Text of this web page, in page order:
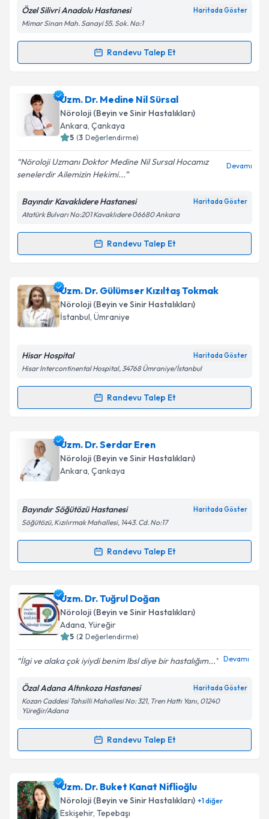
Kişisel verilerimin işlenmesine ilişkin
Metni'ni okudum ve kişisel verilerimin belirtilen
Takvim Talebini Gönder
Özel Silivri Anadolu Hastanesi Haritada Göster
Mimar Sinan Mah. Sanayi 55. Sok. No:1
Randevu Talep Et
Randevu Takvimi Talebi
Uzm. Dr. Şirin Erkaya İneliçin randevu takvimi talebi
oluşturun. Size bu uzmandan randevu almanız için bir
takvim hazırlandığında e-posta ile bilgilendireceğiz.
Kişisel verilerimin işlenmesine ilişkin
Aydınlatma
Metni'ni okudum ve kişisel verilerimin belirtilen
kapsamda işlenmesini kabul ediyorum.
Uzm. Dr. Medine Nil Sürsal
Nöroloji (Beyin ve Sinir Hastalıkları)
Ankara, Çankaya
5 (3 Değerlendirme)
Nöroloji Uzmanı Doktor Medine Nil Sursal Hocamız
senelerdir Ailemizin Hekimi...
Devamı
Bayındır Kavaklıdere Hastanesi Haritada Göster
Atatürk Bulvarı No:201 Kavaklıdere 06680 Ankara
Randevu Talep Et
Randevu Takvimi Talebi
Uzm. Dr. Medine Nil Sürsaliçin randevu takvimi
talebi oluşturun. Size bu uzmandan randevu almanız
için bir takvim hazırlandığında e-posta ile
bilgilendireceğiz.
Kişisel verilerimin işlenmesine ilişkinAydınlatma
kapsamda işlenmesini kabul ediyorum.
Takvim Talebini Gönder
Uzm. Dr. Gülümser Kızıltaş Tokmak
Nöroloji (Beyin ve Sinir Hastalıkları)
İstanbul, Ümraniye
Hisar Hospital Haritada Göster
Hisar Intercontinental Hospital, 34768 Ümraniye/İstanbul
Randevu Talep Et
Randevu Takvimi Talebi
Uzm. Dr. Gülümser Kızıltaş Tokmak
takvimi talebi oluşturun. Size bu uzmandan randevu
almanız için bir takvim hazırlandığında e-posta ile
bilgilendireceğiz.
Kişisel verilerimin işlenmesine ilişkinAydınlatma
kapsamda işlenmesini kabul ediyorum.
Takvim Talebini Gönder
Uzm. Dr. Serdar Eren
Nöroloji (Beyin ve Sinir Hastalıkları)
Ankara, Çankaya
Bayındır Söğütözü Hastanesi Haritada Göster
Söğütözü, Kızılırmak Mahallesi, 1443. Cd. No:17
Randevu Talep Et
Randevu Takvimi Talebi
Uzm. Dr. Serdar Ereniçin randevu takvimi talebi
oluşturun. Size bu uzmandan randevu almanız için bir
takvim hazırlandığında e-posta ile bilgilendireceğiz.
Kişisel verilerimin işlenmesine ilişkinAydınlatma
Metni
kapsamda işlenmesini kabul ediyorum.
Uzm. Dr. Tuğrul Doğan
Nöroloji (Beyin ve Sinir Hastalıkları)
Adana, Yüreğir
5 (2 Değerlendirme)
İlgi ve alaka çok iyiydi benim lbsl diye bir hastalığım... Devamı
Özal Adana Altınkoza Hastanesi Haritada Göster
Kozan Caddesi Tahsilli Mahallesi No: 321, Tren Hattı Yanı, 01240
Yüreğir/Adana
Randevu Talep Et
Randevu Takvimi Talebi
Uzm. Dr. Tuğrul Doğaniçin randevu takvimi talebi
oluşturun. Size bu uzmandan randevu almanız için bir
takvim hazırlandığında e-posta ile bilgilendireceğiz.
Uzm. Dr. Buket Kanat Niflioğlu
Nöroloji (Beyin ve Sinir Hastalıkları) +1diğer
Eskişehir, Tepebaşı